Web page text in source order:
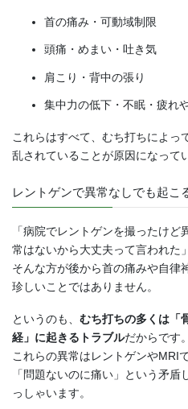
首の痛み・可動域制限
頭痛・めまい・吐き気
肩こり・背中の張り
集中力の低下・不眠・疲れ
これらはすべて、むち打ちによっ
乱されていることが原因になって
レントゲンで異常なしでも起こ
「病院でレントゲンを撮ったけ
常はないから大丈夫って言われた
そんな方が後から首の痛みや自律
珍しいことではありません。
というのも、 むち打ちの多くは「
経」に起きるトラブルだからです。
これらの異常はレントゲンやMRI
「問題ないのに痛い」という矛
っしゃいます。